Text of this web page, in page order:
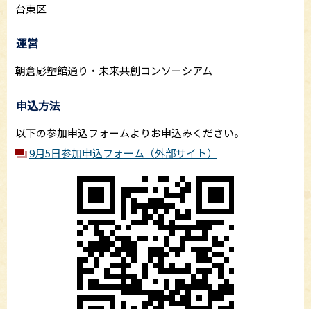
台東区
運営
朝倉彫塑館通り・未来共創コンソーシアム
申込方法
以下の参加申込フォームよりお申込みください。
9月5日参加申込フォーム（外部サイト）